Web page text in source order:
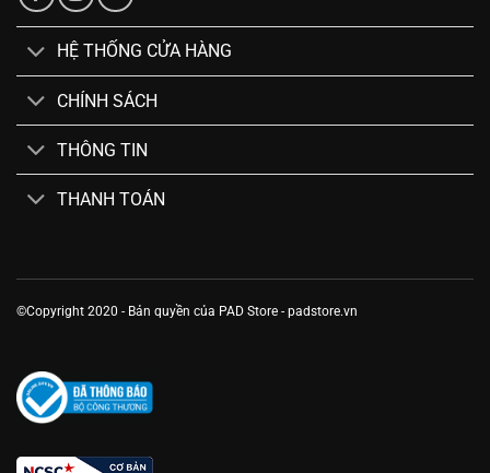
HỆ THỐNG CỬA HÀNG
CHÍNH SÁCH
THÔNG TIN
THANH TOÁN
©Copyright 2020 - Bản quyền của PAD Store - padstore.vn